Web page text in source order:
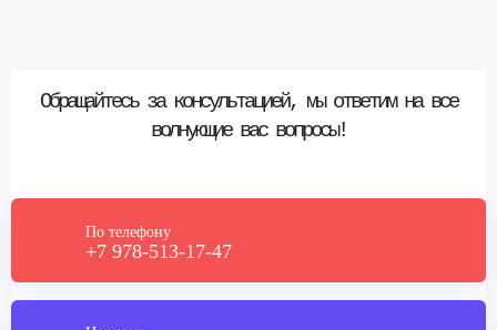
Обращайтесь за консультацией, мы ответим на все
волнующие вас вопросы!
По телефону
+7 978-513-17-47